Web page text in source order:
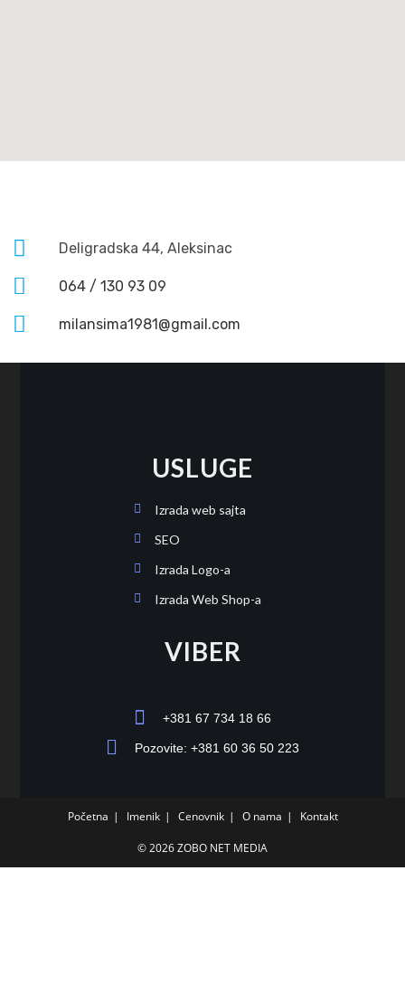
Deligradska 44, Aleksinac
064 / 130 93 09
milansima1981@gmail.com
USLUGE
Izrada web sajta
SEO
Izrada Logo-a
Izrada Web Shop-a
VIBER
+381 67 734 18 66
Pozovite: +381 60 36 50 223
Početna Imenik Cenovnik O nama Kontakt
© 2026 ZOBO NET MEDIA